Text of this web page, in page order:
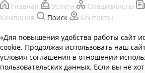
Главная
Услуги Специалисты
Компания
Поиск Контакты
«Для повышения удобства работы сайт
cookie. Продолжая использовать наш
условия соглашения в отношении
пользовательских данных. Если вы не